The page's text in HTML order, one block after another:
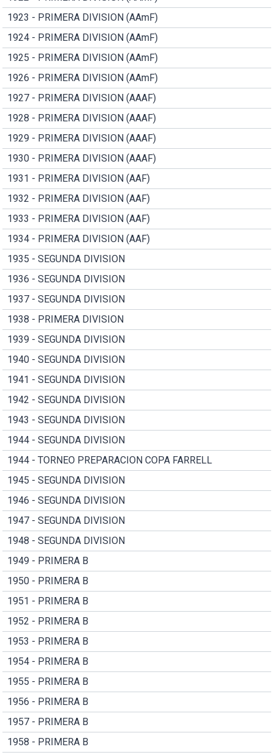
1923 - PRIMERA DIVISION (AAmF)
1924 - PRIMERA DIVISION (AAmF)
1925 - PRIMERA DIVISION (AAmF)
1926 - PRIMERA DIVISION (AAmF)
1927 - PRIMERA DIVISION (AAAF)
1928 - PRIMERA DIVISION (AAAF)
1929 - PRIMERA DIVISION (AAAF)
1930 - PRIMERA DIVISION (AAAF)
1931 - PRIMERA DIVISION (AAF)
1932 - PRIMERA DIVISION (AAF)
1933 - PRIMERA DIVISION (AAF)
1934 - PRIMERA DIVISION (AAF)
1935 - SEGUNDA DIVISION
1936 - SEGUNDA DIVISION
1937 - SEGUNDA DIVISION
1938 - PRIMERA DIVISION
1939 - SEGUNDA DIVISION
1940 - SEGUNDA DIVISION
1941 - SEGUNDA DIVISION
1942 - SEGUNDA DIVISION
1943 - SEGUNDA DIVISION
1944 - SEGUNDA DIVISION
1944 - TORNEO PREPARACION COPA FARRELL
1945 - SEGUNDA DIVISION
1946 - SEGUNDA DIVISION
1947 - SEGUNDA DIVISION
1948 - SEGUNDA DIVISION
1949 - PRIMERA B
1950 - PRIMERA B
1951 - PRIMERA B
1952 - PRIMERA B
1953 - PRIMERA B
1954 - PRIMERA B
1955 - PRIMERA B
1956 - PRIMERA B
1957 - PRIMERA B
1958 - PRIMERA B